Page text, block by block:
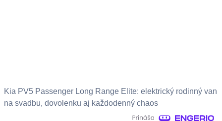
Kia PV5 Passenger Long Range Elite: elektrický rodinný van
na svadbu, dovolenku aj každodenný chaos